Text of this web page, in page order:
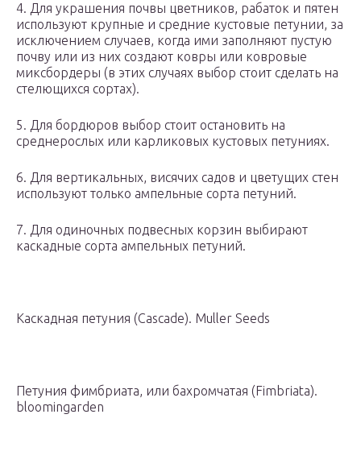
4. Для украшения почвы цветников, рабаток и пятен
используют крупные и средние кустовые петунии, за
исключением случаев, когда ими заполняют пустую
почву или из них создают ковры или ковровые
миксбордеры (в этих случаях выбор стоит сделать на
стелющихся сортах).
5. Для бордюров выбор стоит остановить на
среднерослых или карликовых кустовых петуниях.
6. Для вертикальных, висячих садов и цветущих стен
используют только ампельные сорта петуний.
7. Для одиночных подвесных корзин выбирают
каскадные сорта ампельных петуний.
Каскадная петуния (Cascade). Muller Seeds
Петуния фимбриата, или бахромчатая (Fimbriata).
bloomingarden